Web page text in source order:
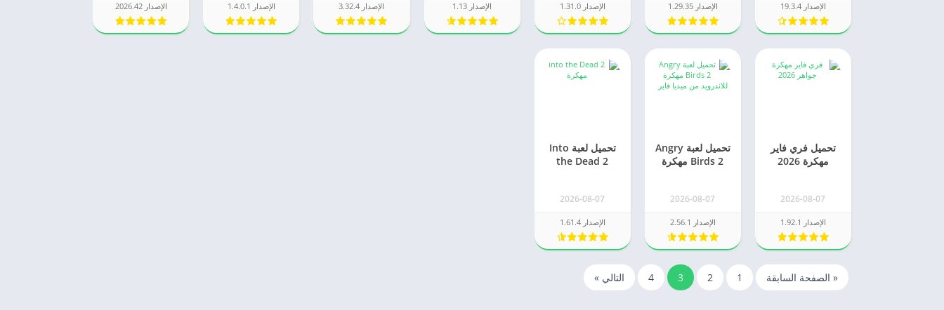
الإصدار 19.3.4 الإصدار 1.29.35 الإصدار 1.31.0 الإصدار 1.13 الإصدار 3.32.4 الإصدار 1.4.0.1 الإصدار 2026.42
تحميل فري فاير
مهكرة 2026
2026-08-07
الإصدار 1.92.1
تحميل لعبة Angry
Birds 2 مهكرة
2026-08-07
الإصدار 2.56.1
تحميل لعبة Into
the Dead 2
2026-08-07
الإصدار 1.61.4
« الصفحة السابقة 1
2
3
4 التالي »